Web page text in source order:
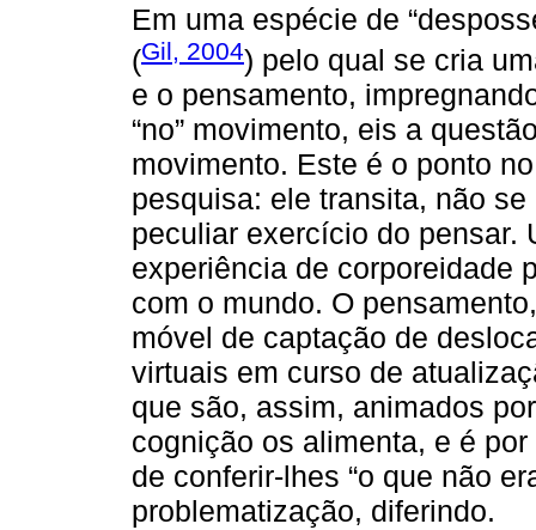
Em uma espécie de
(Gil, 2004) pelo qual se cria
e o pensamento,
“no” movimento, eis a
movimento. Este é o ponto
pesquisa: ele transita, não
peculiar exercício do pensar.
experiência de corporeidade
com o mundo. O
móvel de captação de
virtuais em curso de
que são, assim, animados
cognição os alimenta, e é
de conferir-lhes “o que não
problematização, diferindo.